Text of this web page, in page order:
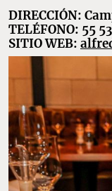
DIRECCIÓN:
TELÉFONO: 55
SITIO WEB: